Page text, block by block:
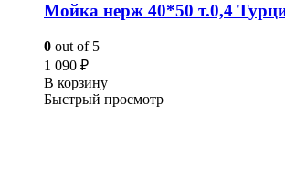
Мойка нерж 40*50 т.0,4
0 out of 5
1 090 ₽
В корзину
Быстрый просмотр